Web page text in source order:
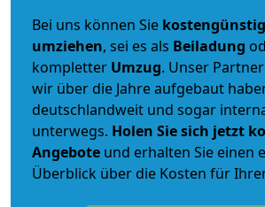
Bei uns können Sie kostengünstig
umziehen, sei es als Beiladung
kompletter Umzug. Unser
wir über die Jahre aufgebaut
deutschlandweit und sogar
unterwegs. Holen Sie sich jetzt
Angebote und erhalten Sie einen
Überblick über die Kosten für